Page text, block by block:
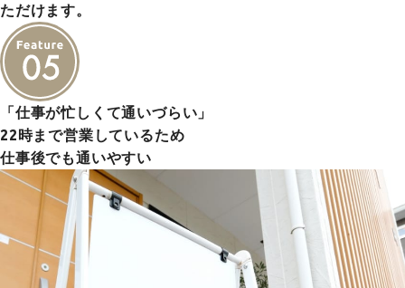
ただけます。
「仕事が忙しくて通いづらい」
22時まで営業しているため
仕事後でも通いやすい